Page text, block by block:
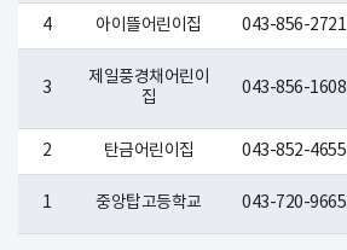
4 아이뜰어린이집 043-856-2721
3
제일풍경채어린이
집
043-856-1608
2 탄금어린이집 043-852-4655
1 중앙탑고등학교 043-720-9665